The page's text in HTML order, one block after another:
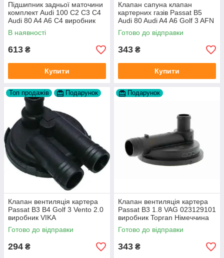
Підшипник задньої маточини
комплект Audi 100 C2 C3 C4
Audi 80 A4 A6 C4 виробник
FAG
В наявності
613 ₴
Купити
Клапан сапуна клапан
картерних газів Passat B5
Audi 80 Audi A4 A6 Golf 3 AFN
1Y AAZ 1Z AFF AEY AAZ AHB
AHU
Готово до відправки
343 ₴
Купити
Топ продажів Подарунок
Клапан вентиляція картера
Passat B3 B4 Golf 3 Vento 2.0
виробник VIKA
Готово до відправки
294 ₴
Подарунок
Клапан вентиляція картера
Passat B3 1.8 VAG 023129101
виробник Topran Німеччина
Готово до відправки
343 ₴